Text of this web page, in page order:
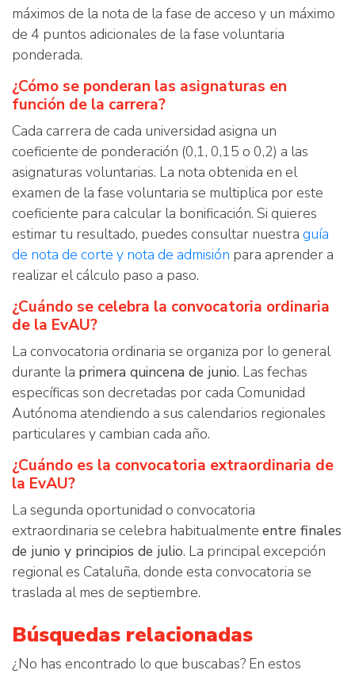
máximos de la nota de la fase de acceso y un máximo
de 4 puntos adicionales de la fase voluntaria
ponderada.
¿Cómo se ponderan las asignaturas en
función de la carrera?
Cada carrera de cada universidad asigna un
coeficiente de ponderación (0,1, 0,15 o 0,2) a las
asignaturas voluntarias. La nota obtenida en el
examen de la fase voluntaria se multiplica por este
coeficiente para calcular la bonificación. Si quieres
estimar tu resultado, puedes consultar nuestra guía
de nota de corte y nota de admisión para aprender a
realizar el cálculo paso a paso.
¿Cuándo se celebra la convocatoria ordinaria
de la EvAU?
La convocatoria ordinaria se organiza por lo general
durante la primera quincena de junio. Las fechas
específicas son decretadas por cada Comunidad
Autónoma atendiendo a sus calendarios regionales
particulares y cambian cada año.
¿Cuándo es la convocatoria extraordinaria de
la EvAU?
La segunda oportunidad o convocatoria
extraordinaria se celebra habitualmente entre finales
de junio y principios de julio. La principal excepción
regional es Cataluña, donde esta convocatoria se
traslada al mes de septiembre.
Búsquedas relacionadas
¿No has encontrado lo que buscabas? En estos